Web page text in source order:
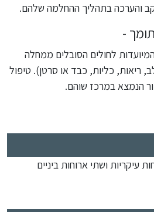
והערכה בתהליך ההחלמה שלהם.
-
3 מחלקות המיועדות לחולים הסובלים ממחלה
ריאות, כליות, כבד או סרטן). טיפול
הנמצא במרכז שוהם.
עיקריות ושתי ארוחות ביניים